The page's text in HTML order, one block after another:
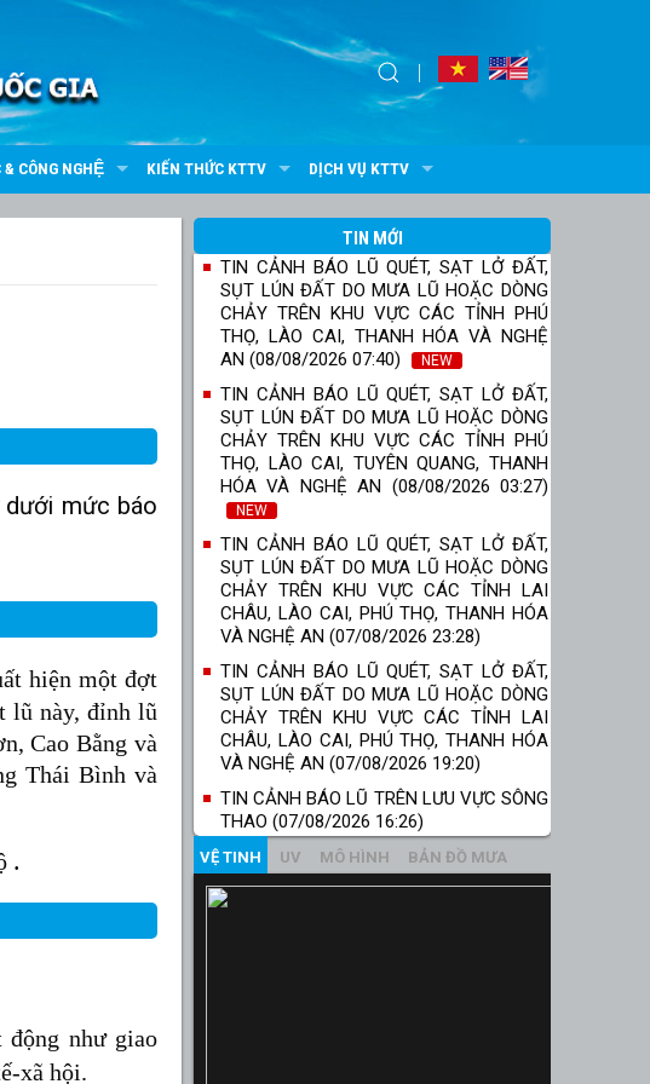
& CÔNG NGHỆ KIẾN THỨC KTTV DỊCH VỤ KTTV
dưới mức báo
hiện một đợt
lũ này, đỉnh lũ
Cao Bằng và
Thái Bình và
.
động như giao
xã hội.
TIN MỚI
TIN CẢNH BÁO LŨ QUÉT, SẠT LỞ ĐẤT,
SỤT LÚN ĐẤT DO MƯA LŨ HOẶC DÒNG
CHẢY TRÊN KHU VỰC CÁC TỈNH PHÚ
THỌ, LÀO CAI, THANH HÓA VÀ NGHỆ
AN (08/08/2026 07:40)
NEW
TIN CẢNH BÁO LŨ QUÉT, SẠT LỞ ĐẤT,
SỤT LÚN ĐẤT DO MƯA LŨ HOẶC DÒNG
CHẢY TRÊN KHU VỰC CÁC TỈNH PHÚ
THỌ, LÀO CAI, TUYÊN QUANG, THANH
HÓA VÀ NGHỆ AN (08/08/2026 03:27)
NEW
TIN CẢNH BÁO LŨ QUÉT, SẠT LỞ ĐẤT,
SỤT LÚN ĐẤT DO MƯA LŨ HOẶC DÒNG
CHẢY TRÊN KHU VỰC CÁC TỈNH LAI
CHÂU, LÀO CAI, PHÚ THỌ, THANH HÓA
VÀ NGHỆ AN (07/08/2026 23:28)
TIN CẢNH BÁO LŨ QUÉT, SẠT LỞ ĐẤT,
SỤT LÚN ĐẤT DO MƯA LŨ HOẶC DÒNG
CHẢY TRÊN KHU VỰC CÁC TỈNH LAI
CHÂU, LÀO CAI, PHÚ THỌ, THANH HÓA
VÀ NGHỆ AN (07/08/2026 19:20)
TIN CẢNH BÁO LŨ TRÊN LƯU VỰC SÔNG
THAO (07/08/2026 16:26)
VỆ TINH UV MÔ HÌNH BẢN ĐỒ MƯA